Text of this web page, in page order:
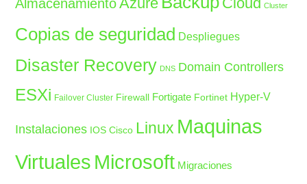
Almacenamiento Cluster
Copias de seguridad Despliegues
Disaster Recovery DNS Domain Controllers
ESXi Failover Cluster Firewall Fortigate Fortinet Hyper-V
Instalaciones IOS Cisco Linux Maquinas
Virtuales Microsoft Migraciones